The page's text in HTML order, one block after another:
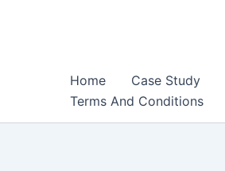
Home Case Study
Terms And Conditions